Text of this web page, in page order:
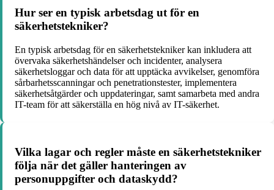
Hur ser en typisk arbetsdag ut för en
säkerhetstekniker?
En typisk arbetsdag för en säkerhetstekniker kan inkludera att
övervaka säkerhetshändelser och incidenter, analysera
säkerhetsloggar och data för att upptäcka avvikelser, genomföra
sårbarhetsscanningar och penetrationstester, implementera
säkerhetsåtgärder och uppdateringar, samt samarbeta med andra
IT-team för att säkerställa en hög nivå av IT-säkerhet.
Vilka lagar och regler måste en säkerhetstekniker
följa när det gäller hanteringen av
personuppgifter och dataskydd?